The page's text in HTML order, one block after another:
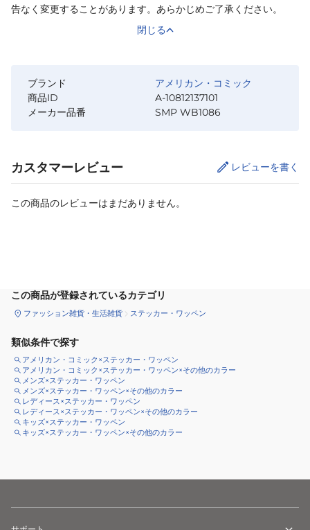
告なく変更することがあります。あらかじめご了承ください。
閉じる
ブランド
アメリカン・コミック
商品ID
A-10812137101
メーカー品番
SMP WB1086
カスタマーレビュー レビューを書く
この商品のレビューはまだありません。
この商品が登録されているカテゴリ
ファッション雑貨・生活雑貨 ステッカー・ワッペン
類似条件で探す
アメリカン・コミック×ステッカー・ワッペン
アメリカン・コミック×ステッカー・ワッペン×その他のカラー
メンズ×ステッカー・ワッペン
メンズ×ステッカー・ワッペン×その他のカラー
レディース×ステッカー・ワッペン
レディース×ステッカー・ワッペン×その他のカラー
キッズ×ステッカー・ワッペン
キッズ×ステッカー・ワッペン×その他のカラー